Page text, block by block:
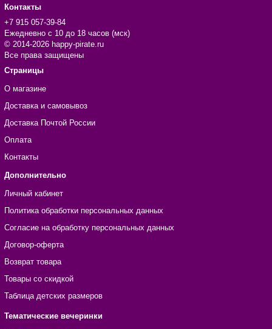
Контакты
+7 915 057-39-84
Ежедневно с 10 до 18 часов (мск)
© 2014-2026 happy-pirate.ru
Все права защищены
Страницы
О магазине
Доставка и самовывоз
Доставка Почтой России
Оплата
Контакты
Дополнительно
Личный кабинет
Политика обработки персональных данных
Согласие на обработку персональных данных
Договор-оферта
Возврат товара
Товары со скидкой
Таблица детских размеров
Тематические вечеринки